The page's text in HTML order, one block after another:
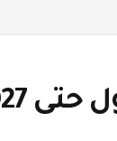
2027